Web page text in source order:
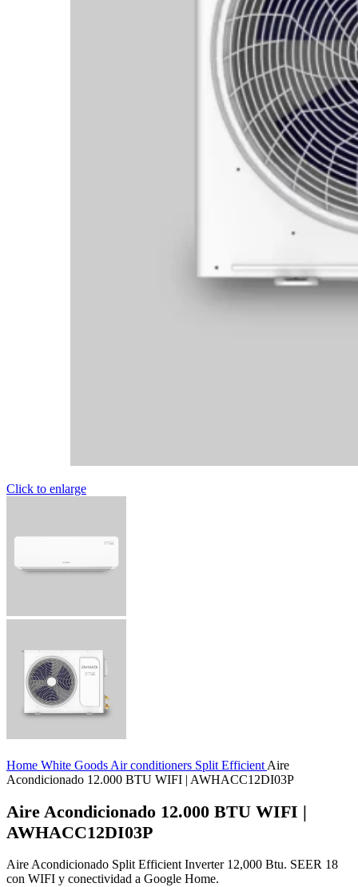
Click to enlarge
Home White Goods Air conditioners Split Efficient Aire
Acondicionado 12.000 BTU WIFI | AWHACC12DI03P
Aire Acondicionado 12.000 BTU WIFI |
AWHACC12DI03P
Aire Acondicionado Split Efficient Inverter 12,000 Btu. SEER 18
con WIFI y conectividad a Google Home.